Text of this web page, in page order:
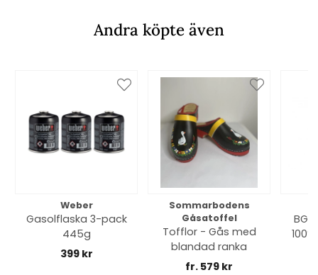
Andra köpte även
Weber
Gasolflaska 3-pack
445g
399 kr
Sommarbodens
Gåsatoffel
Tofflor - Gås med
blandad ranka
fr. 579 kr